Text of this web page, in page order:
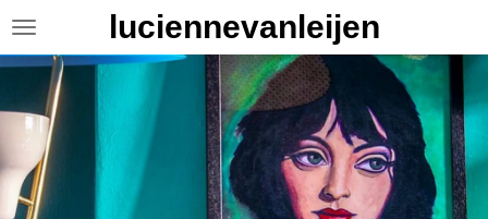
Ga
naar
hoofdinhoud
luciennevanleijen